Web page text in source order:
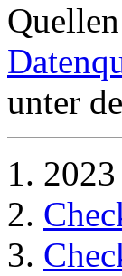
unter
2023